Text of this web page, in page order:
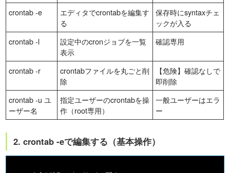
crontab -e
エディタでcrontabを編集す
る
保存時にsyntaxチェ
ックが入る
crontab -l
設定中のcronジョブを一覧
表示
確認専用
crontab -r
crontabファイルを丸ごと削
除
【危険】確認なしで
即削除
crontab -u ユ
ーザー名
指定ユーザーのcrontabを操
作（root専用）
一般ユーザーはエラ
ー
2. crontab -eで編集する（基本操作）